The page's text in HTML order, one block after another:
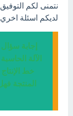
نتمنى لكم
لديكم اسئلة
إجابة
خط
المنتجة